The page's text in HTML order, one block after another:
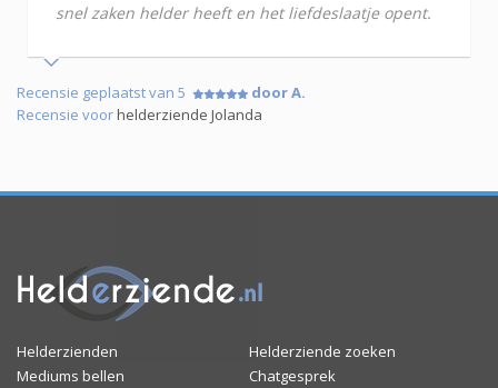
snel zaken helder heeft en het liefdeslaatje opent.
Recensie geplaatst van 5
door A.
Recensie voorhelderziende Jolanda
Helderzienden
Helderziende zoeken
Mediums bellen
Chatgesprek